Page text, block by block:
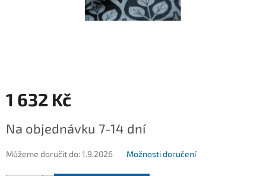
1 632 Kč
cena:
Na objednávku 7-14 dní
Můžeme doručit do:1.9.2026 Možnosti doručení